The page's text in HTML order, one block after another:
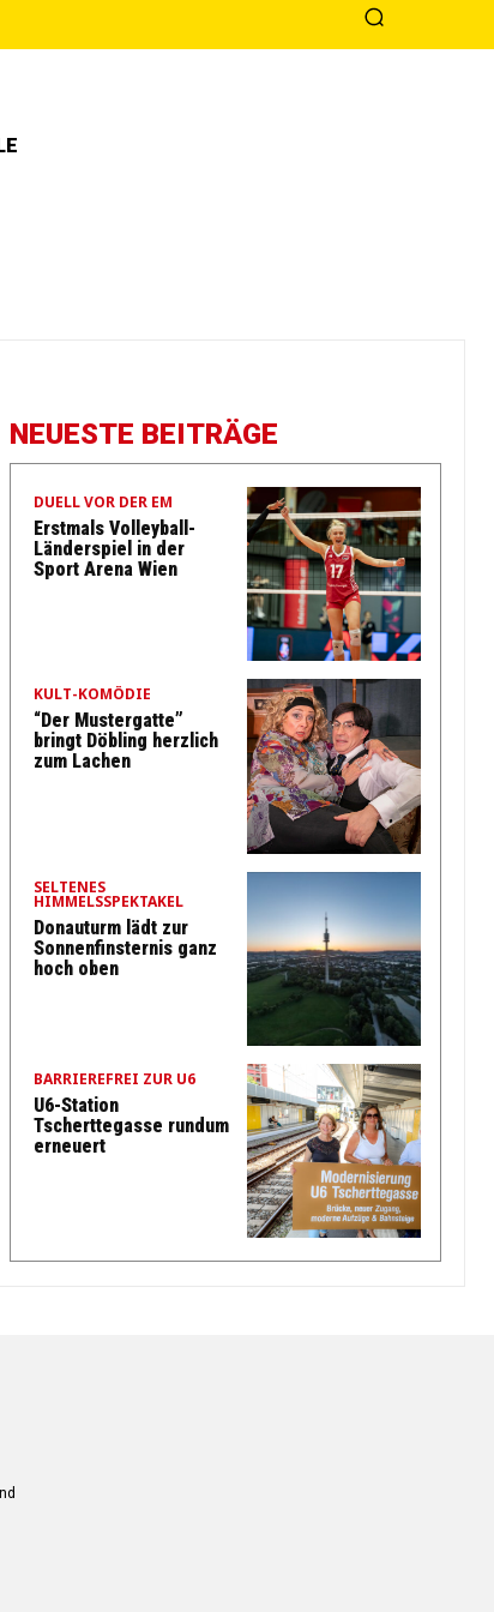
NEUESTE BEITRÄGE
DUELL VOR DER EM
Erstmals Volleyball-
Länderspiel in der
Sport Arena Wien
KULT-KOMÖDIE
“Der Mustergatte”
bringt Döbling herzlich
zum Lachen
SELTENES
HIMMELSSPEKTAKEL
Donauturm lädt zur
Sonnenfinsternis ganz
hoch oben
BARRIEREFREI ZUR U6
U6-Station
Tscherttegasse rundum
erneuert